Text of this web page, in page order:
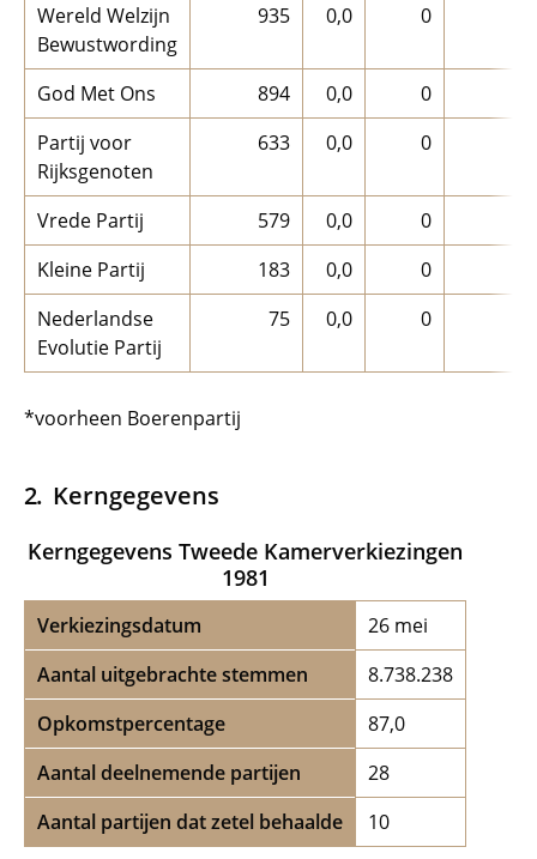
Wereld Welzijn
Bewustwording
935 0,0 0
God Met Ons 894 0,0
0
Partij voor
Rijksgenoten
633 0,0 0
Vrede Partij 579 0,0
0
Kleine Partij
183 0,0
0
Nederlandse
Evolutie Partij
75 0,0 0
*voorheen Boerenpartij
Kerngegevens
Kerngegevens Tweede Kamerverkiezingen
1981
Verkiezingsdatum
26 mei
Aantal uitgebrachte stemmen
8.738.238
Opkomstpercentage
87,0
Aantal deelnemende partijen
28
Aantal partijen dat zetel behaalde
10